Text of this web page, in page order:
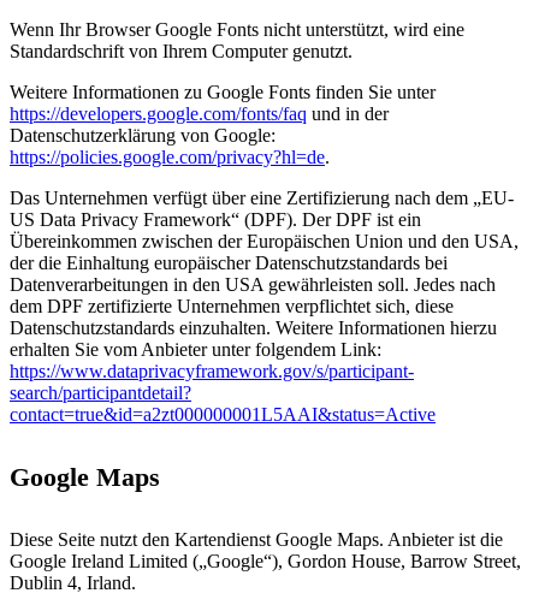
Wenn Ihr Browser Google Fonts nicht unterstützt, wird eine
Standardschrift von Ihrem Computer genutzt.
Weitere Informationen zu Google Fonts finden Sie unter
https://developers.google.com/fonts/faq und in der
Datenschutzerklärung von Google:
https://policies.google.com/privacy?hl=de.
Das Unternehmen verfügt über eine Zertifizierung nach dem „EU-
US Data Privacy Framework“ (DPF). Der DPF ist ein
Übereinkommen zwischen der Europäischen Union und den USA,
der die Einhaltung europäischer Datenschutzstandards bei
Datenverarbeitungen in den USA gewährleisten soll. Jedes nach
dem DPF zertifizierte Unternehmen verpflichtet sich, diese
Datenschutzstandards einzuhalten. Weitere Informationen hierzu
erhalten Sie vom Anbieter unter folgendem Link:
https://www.dataprivacyframework.gov/s/participant-
search/participantdetail?
contact=true&id=a2zt000000001L5AAI&status=Active
Google Maps
Diese Seite nutzt den Kartendienst Google Maps. Anbieter ist die
Google Ireland Limited („Google“), Gordon House, Barrow Street,
Dublin 4, Irland.